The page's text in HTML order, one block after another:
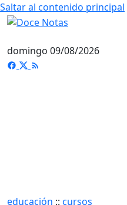
Saltar al contenido principal
domingo 09/08/2026
educación :: cursos